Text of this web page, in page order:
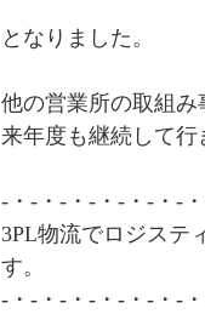
となりました。
他の営業所の取組
来年度も継続して
-・-・-・-・-・-・-
3PL物流でロジステ
す。
-・-・-・-・-・-・-